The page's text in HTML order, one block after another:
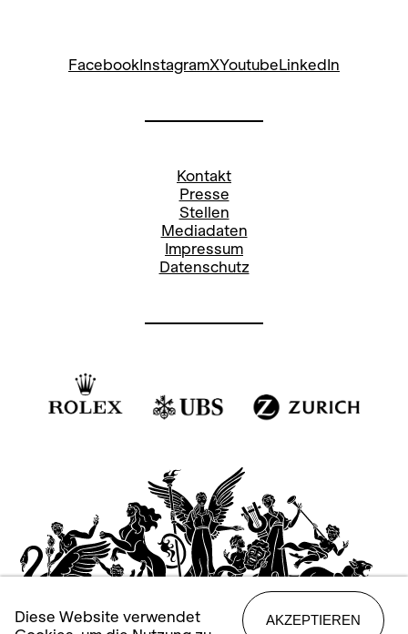
FacebookInstagramXYoutubeLinkedIn
Kontakt
Presse
Stellen
Mediadaten
Impressum
Datenschutz
Diese Website verwendet
AKZEPTIEREN